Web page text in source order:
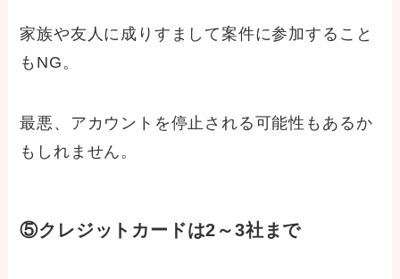
家族や友人に成りすまして案件に参加すること
もNG。
最悪、アカウントを停止される可能性もあるか
もしれません。
⑤クレジットカードは2～3社まで